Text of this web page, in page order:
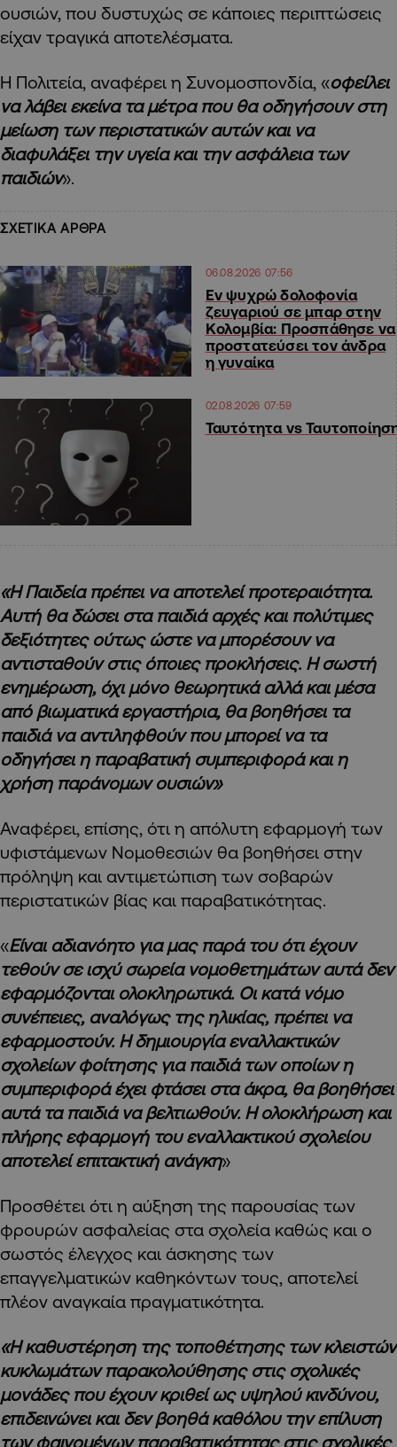
ουσιών, που δυστυχώς σε κάποιες περιπτώσεις
είχαν τραγικά αποτελέσματα.
Η Πολιτεία, αναφέρει η Συνομοσπονδία, «οφείλει
να λάβει εκείνα τα μέτρα που θα οδηγήσουν στη
μείωση των περιστατικών αυτών και να
διαφυλάξει την υγεία και την ασφάλεια των
παιδιών».
ΣΧΕΤΙΚΑ ΑΡΘΡΑ
06.08.2026 07:56
Εν ψυχρώ δολοφονία
ζευγαριού σε μπαρ στην
Κολομβία: Προσπάθησε να
προστατεύσει τον άνδρα
η γυναίκα
02.08.2026 07:59
Ταυτότητα vs
«Η Παιδεία πρέπει να αποτελεί προτεραιότητα.
Αυτή θα δώσει στα παιδιά αρχές και πολύτιμες
δεξιότητες ούτως ώστε να μπορέσουν να
αντισταθούν στις όποιες προκλήσεις. Η σωστή
ενημέρωση, όχι μόνο θεωρητικά αλλά και μέσα
από βιωματικά εργαστήρια, θα βοηθήσει τα
παιδιά να αντιληφθούν που μπορεί να τα
οδηγήσει η παραβατική συμπεριφορά και η
χρήση παράνομων ουσιών»
Αναφέρει, επίσης, ότι η απόλυτη εφαρμογή των
υφιστάμενων Νομοθεσιών θα βοηθήσει στην
πρόληψη και αντιμετώπιση των σοβαρών
περιστατικών βίας και παραβατικότητας.
«Είναι αδιανόητο για μας παρά του ότι έχουν
τεθούν σε ισχύ σωρεία νομοθετημάτων αυτά δεν
εφαρμόζονται ολοκληρωτικά. Οι κατά νόμο
συνέπειες, αναλόγως της ηλικίας, πρέπει να
εφαρμοστούν. Η δημιουργία εναλλακτικών
σχολείων φοίτησης για παιδιά των οποίων η
συμπεριφορά έχει φτάσει στα άκρα, θα βοηθήσει
αυτά τα παιδιά να βελτιωθούν. Η ολοκλήρωση και
πλήρης εφαρμογή του εναλλακτικού σχολείου
αποτελεί επιτακτική ανάγκη»
Προσθέτει ότι η αύξηση της παρουσίας των
φρουρών ασφαλείας στα σχολεία καθώς και ο
σωστός έλεγχος και άσκησης των
επαγγελματικών καθηκόντων τους, αποτελεί
πλέον αναγκαία πραγματικότητα.
«Η καθυστέρηση της τοποθέτησης των κλειστών
κυκλωμάτων παρακολούθησης στις σχολικές
μονάδες που έχουν κριθεί ως υψηλού κινδύνου,
επιδεινώνει και δεν βοηθά καθόλου την επίλυση
των φαινομένων παραβατικότητας στις σχολικές